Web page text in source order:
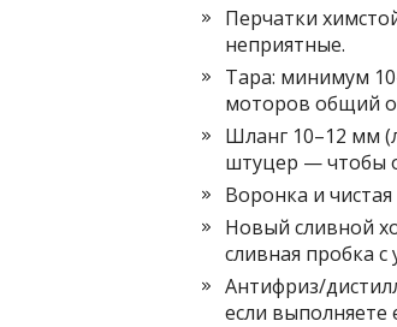
Перчатки
неприятные.
Тара: минимум
моторов общий
Шланг 10–12 мм
штуцер — чтобы
Воронка и
Новый сливной
сливная пробка
Антифриз/
если выполняете